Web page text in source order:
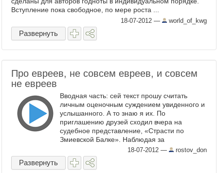
Вступление пока свободное, по мере роста ...
18-07-2012 — world_of_kwg
Развернуть
Про евреев, не совсем евреев, и совсем
не евреев
Вводная часть: сей текст прошу считать
личным оценочным суждением увиденного и
услышанного. А то знаю я их. По
приглашению друзей сходил вчера на
судебное представление, «Страсти по
Змиевской Балке». Наблюдая за
разворачивающимся фарсом, ...
18-07-2012 — rostov_don
Развернуть